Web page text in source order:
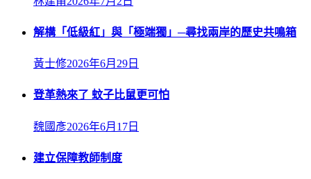
解構「低級紅」與「極端獨」─尋找兩岸的歷史共鳴箱
黃士修2026年6月29日
登革熱來了 蚊子比鼠更可怕
魏國彥2026年6月17日
建立保障教師制度